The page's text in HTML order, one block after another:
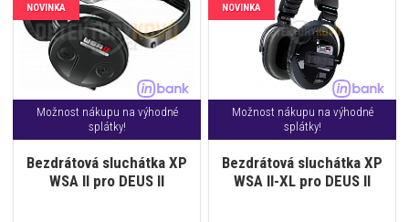
Možnost nákupu na výhodné
splátky!
Bezdrátová sluchátka XP
WSA II pro DEUS II
NOVINKA
Možnost nákupu na výhodné
splátky!
Bezdrátová sluchátka XP
WSA II-XL pro DEUS II
NOVINKA